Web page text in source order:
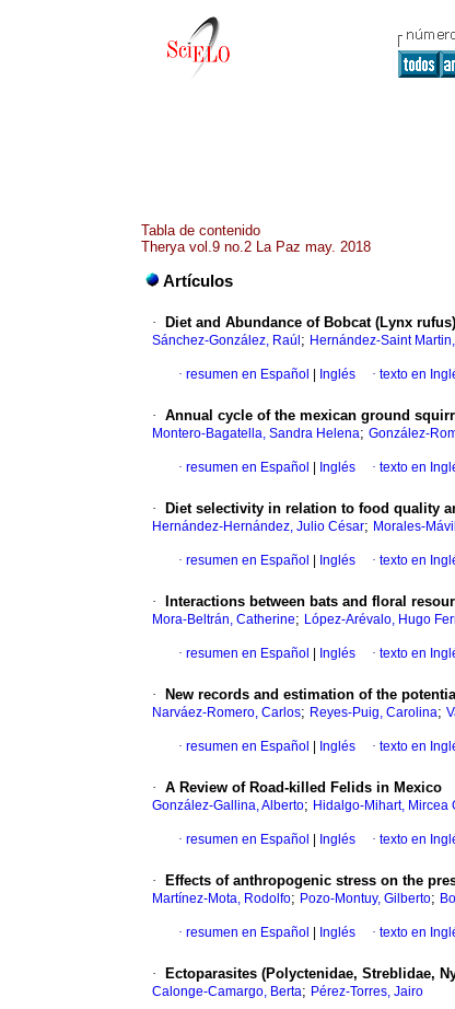
Tabla de contenido
Therya vol.9 no.2 La Paz may. 2018
Artículos
· Diet and Abundance of Bobcat (Lynx
Sánchez-González, Raúl ; Hernández-Saint
· resumen en Español Inglés · texto en
· Annual cycle of the mexican ground
Montero-Bagatella, Sandra Helena; González-
· resumen en Español Inglés · texto en
· Diet selectivity in relation to food quality
Hernández-Hernández, Julio César; Morales-
· resumen en Español Inglés · texto en
· Interactions between bats and floral
Mora-Beltrán, Catherine; López-Arévalo, Hugo
· resumen en Español Inglés · texto en
· New records and estimation of the
Narváez-Romero, Carlos; Reyes-Puig, Carolina;
· resumen en Español Inglés · texto en
· A Review of Road-killed Felids in Mexico
González-Gallina, Alberto; Hidalgo-Mihart, Mircea
· resumen en Español Inglés · texto en
· Effects of anthropogenic stress on the
Martínez-Mota, Rodolfo; Pozo-Montuy, Gilberto;
· resumen en Español Inglés · texto en
· Ectoparasites (Polyctenidae, Streblidae,
Calonge-Camargo, Berta; Pérez-Torres, Jairo